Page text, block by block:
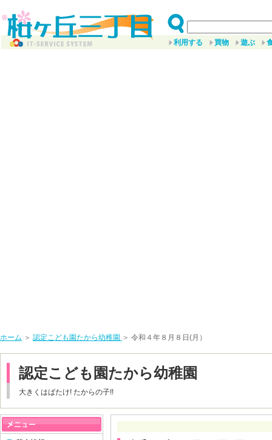
利用する 買物 遊ぶ
ホーム ＞ 認定こども園たから幼稚園 ＞ 令和４年８月８日(月）
認定こども園たから幼稚園
大きくはばたけ! たからの子!!